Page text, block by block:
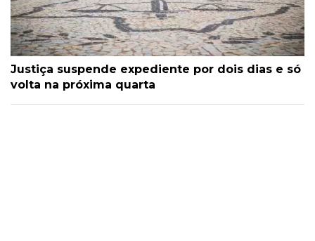
Justiça suspende expediente por dois dias e só
volta na próxima quarta